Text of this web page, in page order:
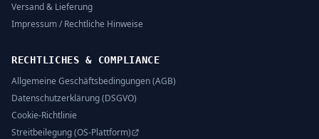
Versand & Lieferung
Impressum / Rechtliche Hinweise
RECHTLICHES & COMPLIANCE
Allgemeine Geschäftsbedingungen (AGB)
Datenschutzerklärung (DSGVO)
Cookie-Richtlinie
Streitbeilegung (OS-Plattform)